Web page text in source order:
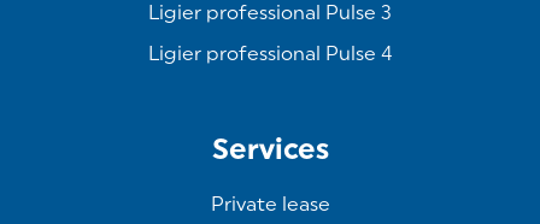
Ligier professional Pulse 3
Ligier professional Pulse 4
Services
Private lease